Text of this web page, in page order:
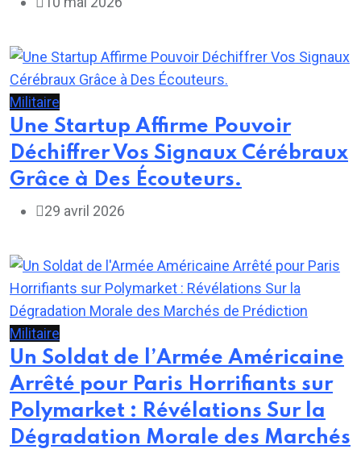
Militaire
Une Startup Affirme Pouvoir
Déchiffrer Vos Signaux Cérébraux
Grâce à Des Écouteurs.
29 avril 2026
Militaire
Un Soldat de l’Armée Américaine
Arrêté pour Paris Horrifiants sur
Polymarket : Révélations Sur la
Dégradation Morale des Marchés